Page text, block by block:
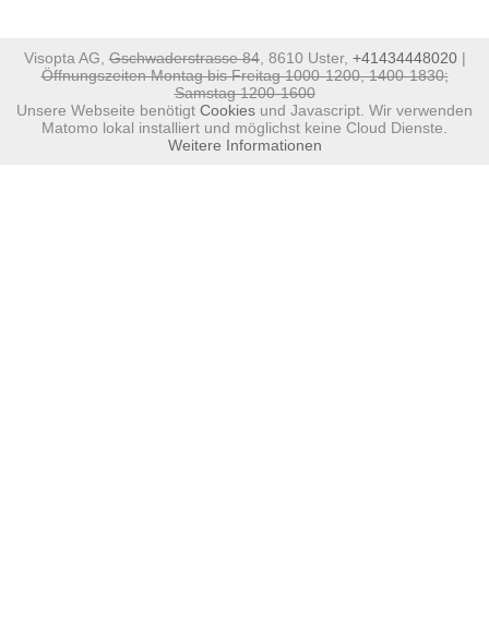
Visopta AG,Gschwaderstrasse 84, 8610 Uster, +41434448020|
Öffnungszeiten Montag bis Freitag 1000-1200, 1400-1830;
Samstag 1200-1600
Unsere Webseite benötigt Cookies und Javascript. Wir verwenden
Matomo lokal installiert und möglichst keine Cloud Dienste.
Weitere Informationen